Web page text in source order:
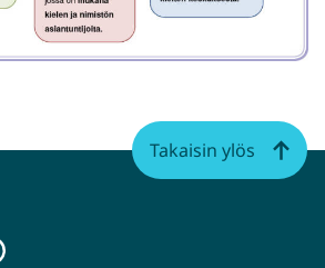
Takaisin ylös